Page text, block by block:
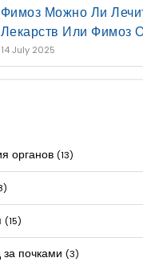
Фимоз Можно Ли
Лекарств Или Фимоз
14 July 2025
органов (13)
(15)
почками (3)